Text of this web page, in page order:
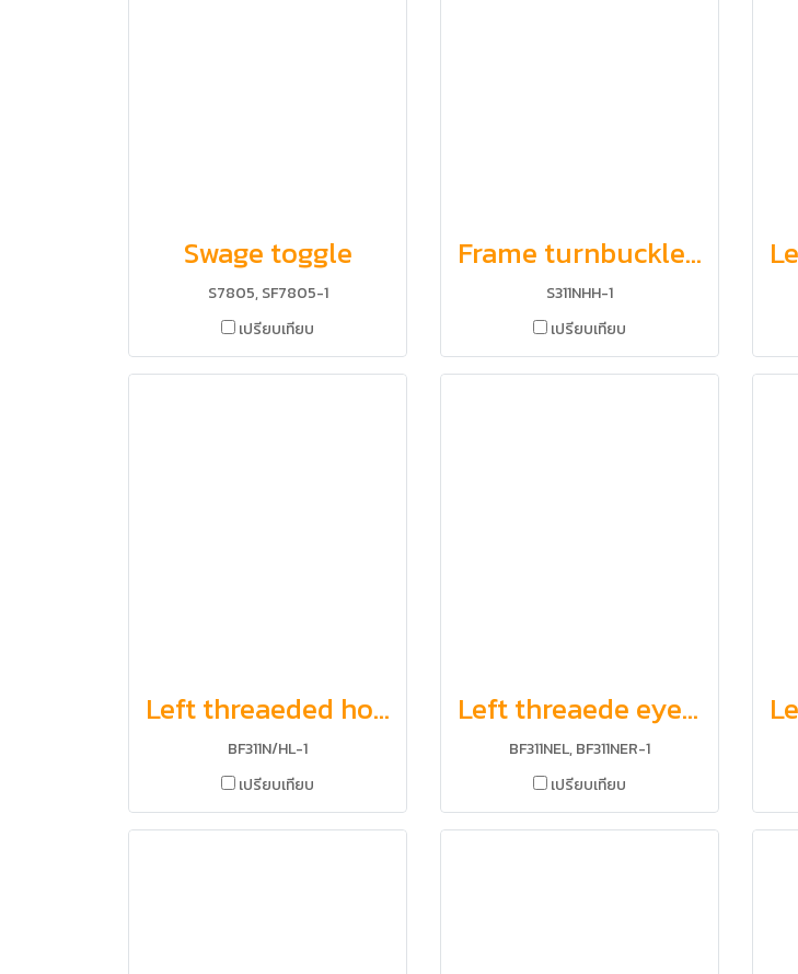
Swage toggle
S7805, SF7805-1
เปรียบเทียบ
Frame turnbuckle with nut, hook and hook
S311NHH-1
เปรียบเทียบ
Left threaeded hook and nut, Right threaeded hook and nut
BF311N/HL-1
เปรียบเทียบ
Left threaede eye and nut, Right threaded eye and nut
BF311NEL, BF311NER-1
เปรียบเทียบ